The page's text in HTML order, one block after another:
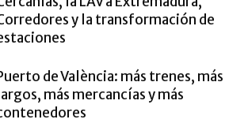
y la transformación de
de València: más trenes, más
más mercancías y más